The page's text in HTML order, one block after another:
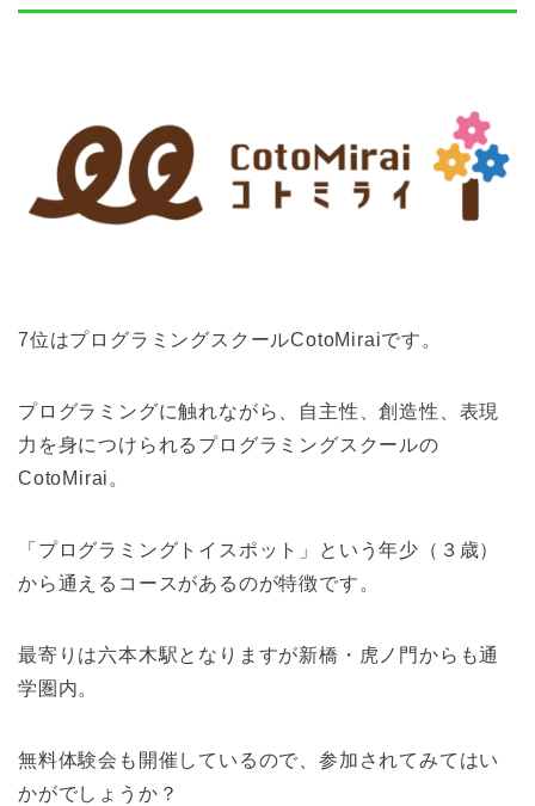
7位はプログラミングスクールCotoMiraiです。
プログラミングに触れながら、自主性、創造性、表現
力を身につけられる プログラミングスクールの
CotoMirai。
「プログラミングトイスポット」という年少（３歳）
から通えるコースがあるのが特徴です。
最寄りは六本木駅となりますが新橋・虎ノ門からも通
学圏内。
無料体験会も開催しているので、参加されてみてはい
かがでしょうか？